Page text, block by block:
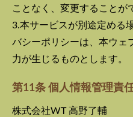
ことなく、変更することが
3.本サービスが別途定める
バシーポリシーは、本ウェ
力が生じるものとします。
第11条 個人情報管理責
株式会社WT 高野了輔